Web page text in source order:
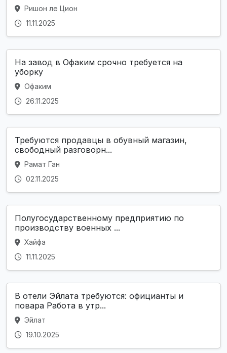
Ришон ле Цион
11.11.2025
На завод в Офаким срочно требуется на
уборку
Офаким
26.11.2025
Требуются продавцы в обувный магазин,
свободный разговорн...
Рамат Ган
02.11.2025
Полугосударственному предприятию по
производству военных ...
Хайфа
11.11.2025
В отели Эйлата требуются: официанты и
повара Работа в утр...
Эйлат
19.10.2025